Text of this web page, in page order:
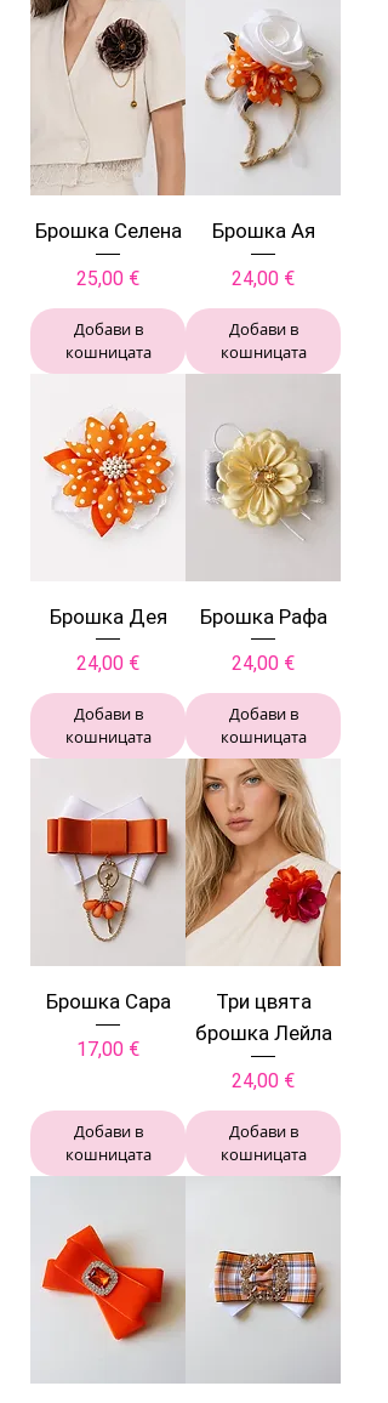
Брошка Селена
Цена
25,00 €
Добави в
кошницата
Брошка Ая
Цена
24,00 €
Добави в
кошницата
Брошка Дея
Цена
24,00 €
Добави в
кошницата
Брошка Рафа
Цена
24,00 €
Добави в
кошницата
Брошка Сара
Цена
17,00 €
Добави в
кошницата
Три цвята
брошка Лейла
Цена
24,00 €
Добави в
кошницата